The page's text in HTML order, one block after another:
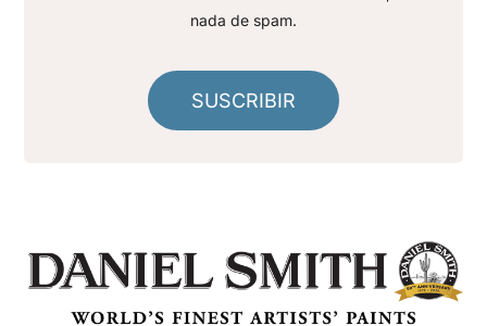
nada de spam.
SUSCRIBIR